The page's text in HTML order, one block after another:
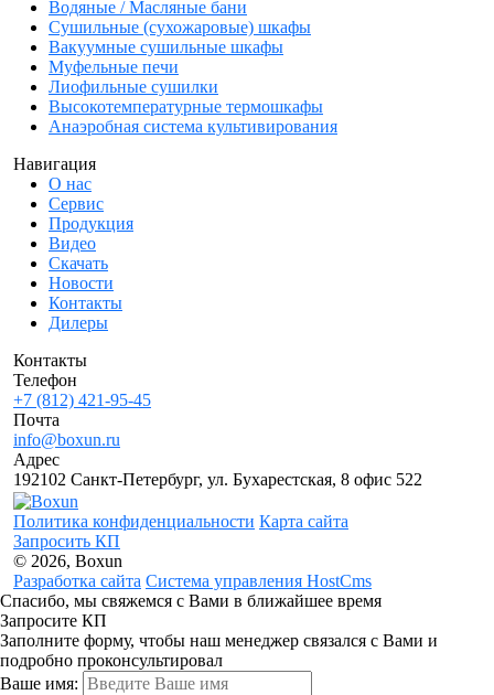
Политика конфиденциальности Карта сайта
Запросить КП
© 2026, Boxun
Разработка сайта Система управления HostCms
Водяные / Масляные бани
Сушильные (сухожаровые) шкафы
Вакуумные сушильные шкафы
Муфельные печи
Лиофильные сушилки
Высокотемпературные термошкафы
Анаэробная система культивирования
Навигация
О нас
Сервис
Продукция
Видео
Скачать
Новости
Контакты
Дилеры
Контакты
Телефон
+7 (812) 421-95-45
Почта
info@boxun.ru
Адрес
192102 Санкт-Петербург, ул. Бухарестская, 8 офис 522
Спасибо, мы свяжемся с Вами в ближайшее время
Запросите КП
Заполните форму, чтобы наш менеджер связался с Вами и
подробно проконсультировал
Ваше имя: